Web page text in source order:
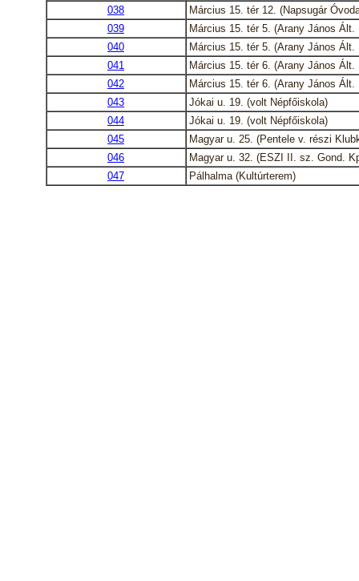
038
Március 15. tér 12. (Napsugár
039
Március 15. tér 5. (Arany János Ált.
040
Március 15. tér 5. (Arany János Ált.
041
Március 15. tér 6. (Arany János Ált.
042
Március 15. tér 6. (Arany János Ált.
043
Jókai u. 19. (volt Népfőiskola)
044
Jókai u. 19. (volt Népfőiskola)
045
Magyar u. 25. (Pentele v. részi
046
Magyar u. 32. (ESZI II. sz. Gond.
047
Pálhalma (Kultúrterem)